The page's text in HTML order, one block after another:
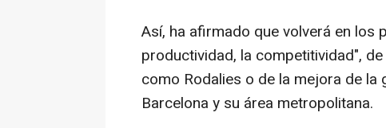
Así, ha afirmado que volverá en los
productividad, la competitividad",
como Rodalies o de la mejora de
Barcelona y su área metropolitana.